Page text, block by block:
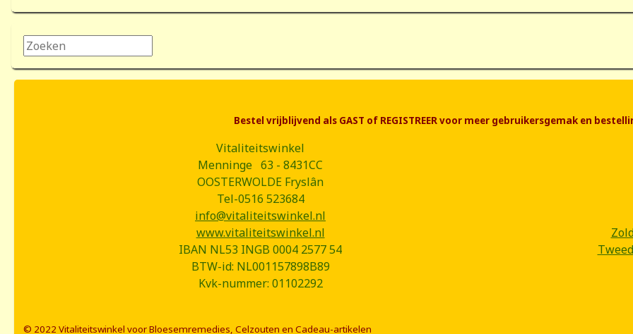
Zoeken...
Bestel vrijblijvend als GAST of REGISTREER voor meer gebruikersgemak en
Vitaliteitswinkel
Menninge 63 - 8431CC
OOSTERWOLDE Fryslân
Tel-0516 523684
info@vitaliteitswinkel.nl
www.vitaliteitswinkel.nl
IBAN NL53 INGB 0004 2577 54
BTW-id: NL001157898B89
Kvk-nummer: 01102292
© 2022 Vitaliteitswinkel voor Bloesemremedies, Celzouten en Cadeau-artikelen